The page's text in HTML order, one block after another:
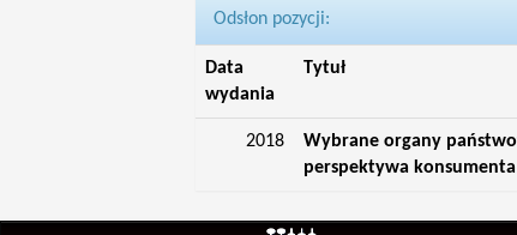
Odsłon pozycji:
Data
wydania
Tytuł
2018
Wybrane organy
perspektywa konsumenta